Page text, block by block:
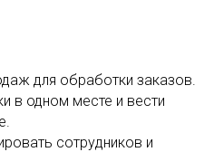
для обработки заказов.
в одном месте и вести
сотрудников и